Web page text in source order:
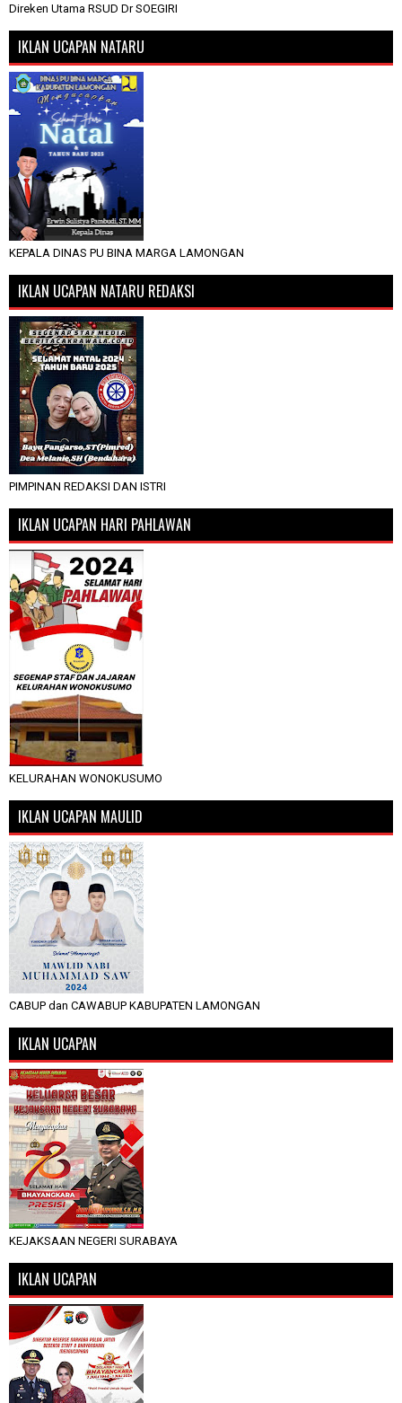
Direken Utama RSUD Dr SOEGIRI
IKLAN UCAPAN NATARU
KEPALA DINAS PU BINA MARGA LAMONGAN
IKLAN UCAPAN NATARU REDAKSI
PIMPINAN REDAKSI DAN ISTRI
IKLAN UCAPAN HARI PAHLAWAN
KELURAHAN WONOKUSUMO
IKLAN UCAPAN MAULID
CABUP dan CAWABUP KABUPATEN LAMONGAN
IKLAN UCAPAN
KEJAKSAAN NEGERI SURABAYA
IKLAN UCAPAN